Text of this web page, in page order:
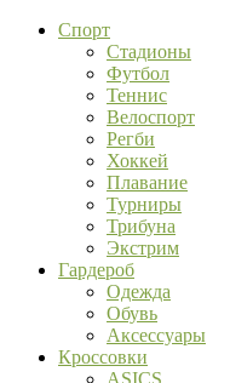
Спорт
Стадионы
Футбол
Теннис
Велоспорт
Регби
Хоккей
Плавание
Турниры
Трибуна
Экстрим
Гардероб
Одежда
Обувь
Аксессуары
Кроссовки
ASICS